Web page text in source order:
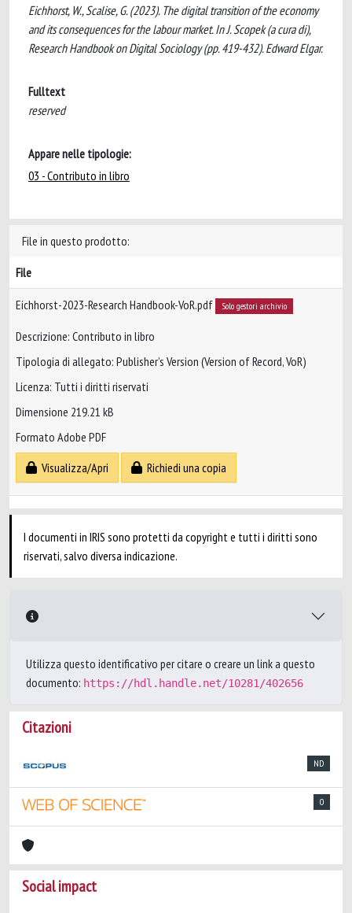
Eichhorst, W., Scalise, G. (2023). The digital transition of the economy
and its consequences for the labour market. In J. Scopek (a cura di),
Research Handbook on Digital Sociology (pp. 419-432). Edward Elgar.
Fulltext
reserved
Appare nelle tipologie:
03 - Contributo in libro
File in questo prodotto:
File
Eichhorst-2023-Research Handbook-VoR.pdf Solo gestori archivio
Descrizione: Contributo in libro
Tipologia di allegato: Publisher’s Version (Version of Record, VoR)
Licenza: Tutti i diritti riservati
Dimensione 219.21 kB
Formato Adobe PDF
Visualizza/Apri
Richiedi una copia
I documenti in IRIS sono protetti da copyright e tutti i diritti sono
riservati, salvo diversa indicazione.
Utilizza questo identificativo per citare o creare un link a questo
documento: https://hdl.handle.net/10281/402656
Citazioni
ND
0
Social impact